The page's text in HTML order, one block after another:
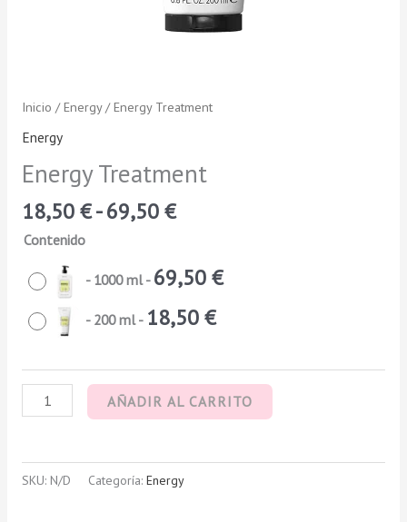
Inicio /Energy/ Energy Treatment
Energy
Energy Treatment
18,50 €- 69,50 €
Contenido
- 1000 ml- 69,50 €
- 200 ml- 18,50 €
AÑADIR AL CARRITO
SKU: N/D Categoría: Energy